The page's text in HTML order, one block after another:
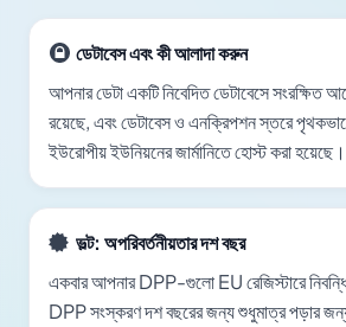
ডেটাবেস এবং কী আলাদা করুন
আপনার ডেটা একটি নিবেদিত ডেটাবেসে সংরক্ষিত
রয়েছে, এবং ডেটাবেস ও এনক্রিপশন স্তরে
ইউরোপীয় ইউনিয়নের জার্মানিতে হোস্ট করা হয়েছে।
ভল্ট: অপরিবর্তনীয়তার দশ বছর
একবার আপনার DPP-গুলো EU রেজিস্টারে
DPP সংস্করণ দশ বছরের জন্য শুধুমাত্র পড়ার